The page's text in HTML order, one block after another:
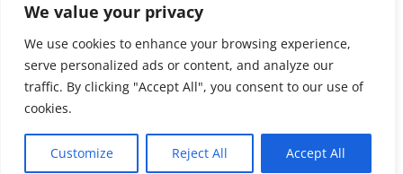
We value your privacy
We use cookies to enhance your browsing experience,
serve personalized ads or content, and analyze our
traffic. By clicking "Accept All", you consent to our use of
cookies.
Customize Reject All Accept All
Beiträge Stolz präsentiert von WordPress
Abonnieren